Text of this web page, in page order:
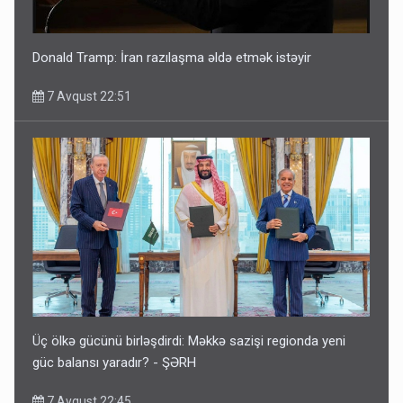
Donald Tramp: İran razılaşma əldə etmək istəyir
7 Avqust 22:51
Üç ölkə gücünü birləşdirdi: Məkkə sazişi regionda yeni
güc balansı yaradır? - ŞƏRH